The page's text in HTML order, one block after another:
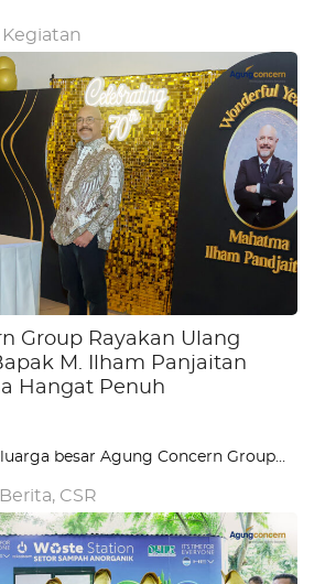
Kegiatan
Group Rayakan Ulang
M. Ilham Panjaitan
Hangat Penuh
besar Agung Concern Group…
Berita, CSR